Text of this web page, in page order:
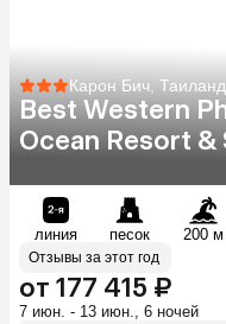
Карон Бич, Таиланд
Best Western
Ocean Resort &
линия песок 200 м
Отзывы за этот год
от 177 415 ₽
7 июн. - 13 июн., 6 ночей